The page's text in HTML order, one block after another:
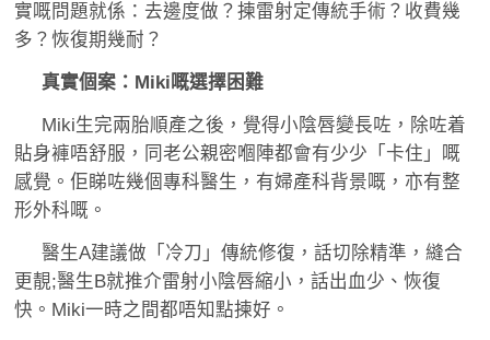
實嘅問題就係：去邊度做？揀雷射定傳統手術？收費幾
多？恢復期幾耐？
真實個案：Miki嘅選擇困難
Miki生完兩胎順產之後，覺得小陰唇變長咗，除咗着
貼身褲唔舒服，同老公親密嗰陣都會有少少「卡住」嘅
感覺。佢睇咗幾個專科醫生，有婦產科背景嘅，亦有整
形外科嘅。
醫生A建議做「冷刀」傳統修復，話切除精準，縫合
更靚;醫生B就推介雷射小陰唇縮小，話出血少、恢復
快。Miki一時之間都唔知點揀好。